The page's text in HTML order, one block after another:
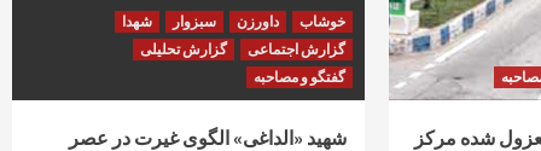
شده مرکز
خوشاب داورزن سبزوار
شهدا
گزارش اجتماعی
گزارش تحلیلی
گفتگو و مصاحبه
شهید «الداغی» الگوی غیرت در عصر